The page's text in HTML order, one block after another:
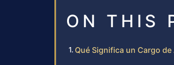
ON THIS
Qué Significa un Cargo